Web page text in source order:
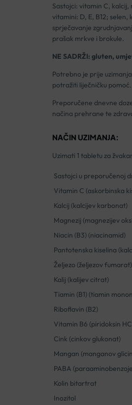
Sastojci: vitamin C,
vitamini: D, E, B12;
sprječavanje
prašak mrkve i brokule.
NE SADRŽI: gluten,
Potrebno je prije
potražiti liječničku pomoć.
Preporučene dnevne
načina prehrane te
NAČIN UZIMANJA:
Uzimati 1 tabletu za
Sastojci u preporučenoj
Vitamin C (askorbinska
Kalcij (kalcijev karbonat)
Magnezij (magnezijev
Niacin (B3) (niacinamid)
Pantotenska kiselina
Željezo (željezov fumarat)
Kalij (kalijev citrat)
Tiamin (B1) (tiamin
Riboflavin (B2)
Vitamin B6 (piridoksin
Cink (cinkov glukonat)
Mangan (manganov
PABA
Kolin bitartrat
Inozitol